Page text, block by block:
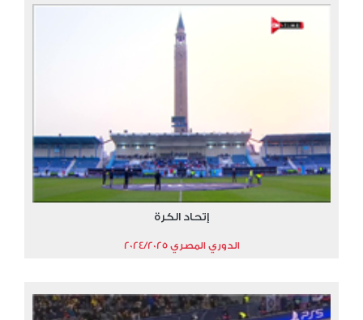
إتحاد الكرة
الدوري المصري 2024/2025